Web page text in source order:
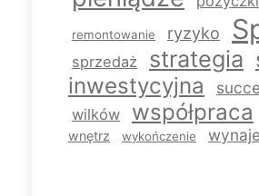
remontowanie ryzyko
sprzedaż strategia
inwestycyjna
wilków współpraca
wnętrz
wykończenie